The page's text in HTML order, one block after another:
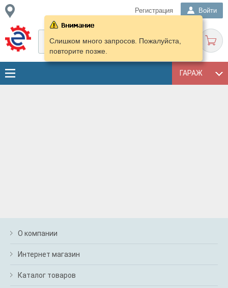
Регистрация Войти
ГАРАЖ
Слишком много запросов. Пожалуйста,
повторите позже.
О компании
Интернет магазин
Каталог товаров